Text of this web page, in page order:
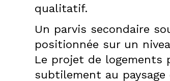
qualitatif.
Un parvis secondaire
positionnée sur un
Le projet de logements
subtilement au